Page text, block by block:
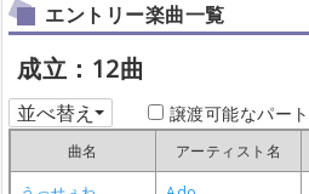
エントリー楽曲一覧
成立：12曲
並べ替え 譲渡可能なパー
曲名 アーティスト名
曲名 アーティスト名
曲名 アーティスト名
曲名 アーティスト名